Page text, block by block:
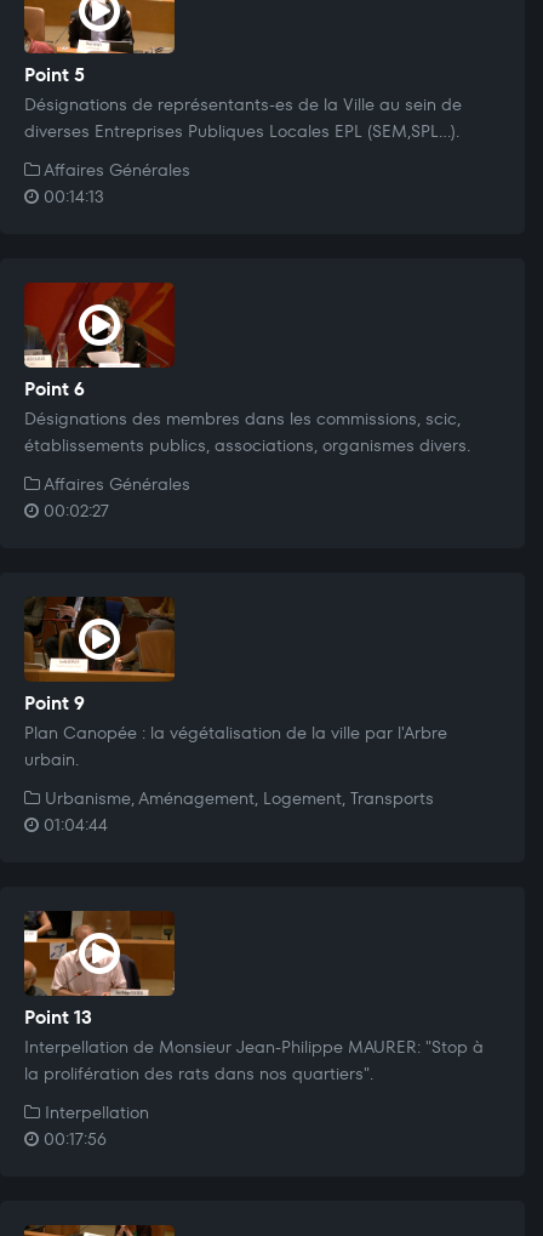
Point 5
Désignations de représentants-es de la Ville au sein de
diverses Entreprises Publiques Locales EPL (SEM,SPL...).
Affaires Générales
00:14:13
Point 6
Désignations des membres dans les commissions, scic,
établissements publics, associations, organismes divers.
Affaires Générales
00:02:27
Point 9
Plan Canopée : la végétalisation de la ville par l'Arbre
urbain.
Urbanisme, Aménagement, Logement, Transports
01:04:44
Point 13
Interpellation de Monsieur Jean-Philippe MAURER: "Stop à
la prolifération des rats dans nos quartiers".
Interpellation
00:17:56